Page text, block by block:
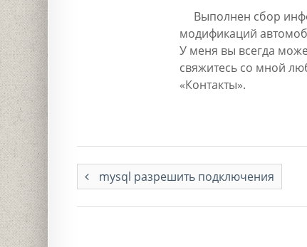
Выполнен сбор
модификаций
У меня вы всегда
свяжитесь со мной
«Контакты».
mysql разрешить подключения